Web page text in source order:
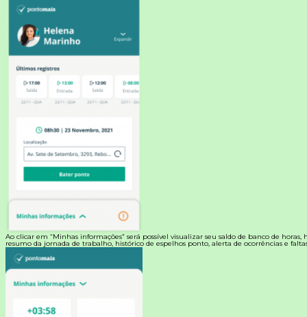
Ao clicar em “Minhas informações” será possível visualizar seu saldo de banco de horas,
resumo da jornada de trabalho, histórico de espelhos ponto, alerta de ocorrências e